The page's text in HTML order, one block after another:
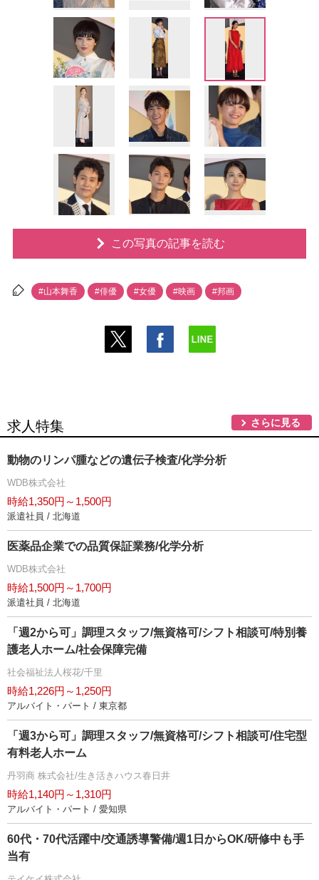
この写真の記事を読む
#山本舞香 #俳優 #女優 #映画 #邦画
求人特集 さらに見る
動物のリンパ腫などの遺伝子検査/化学分析
WDB株式会社
時給1,350円～1,500円
派遣社員 / 北海道
医薬品企業での品質保証業務/化学分析
WDB株式会社
時給1,500円～1,700円
派遣社員 / 北海道
「週2から可」調理スタッフ/無資格可/シフト相談可/特別養
護老人ホーム/社会保障完備
社会福祉法人桜花/千里
時給1,226円～1,250円
アルバイト・パート / 東京都
「週3から可」調理スタッフ/無資格可/シフト相談可/住宅型
有料老人ホーム
丹羽商 株式会社/生き活きハウス春日井
時給1,140円～1,310円
アルバイト・パート / 愛知県
60代・70代活躍中/交通誘導警備/週1日からOK/研修中も手
当有